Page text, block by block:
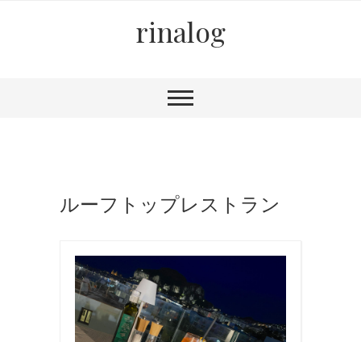
rinalog
ルーフトップレストラン